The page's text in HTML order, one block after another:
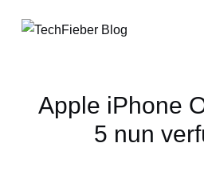
Apple iPhone
5 nun